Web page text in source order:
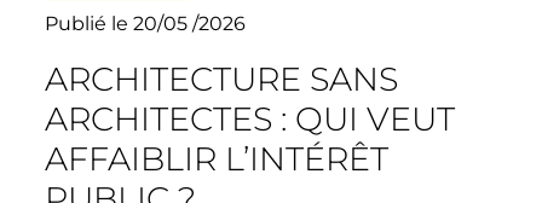
Publié le 20/05 /2026
ARCHITECTURE SANS
ARCHITECTES : QUI VEUT
AFFAIBLIR L’INTÉRÊT